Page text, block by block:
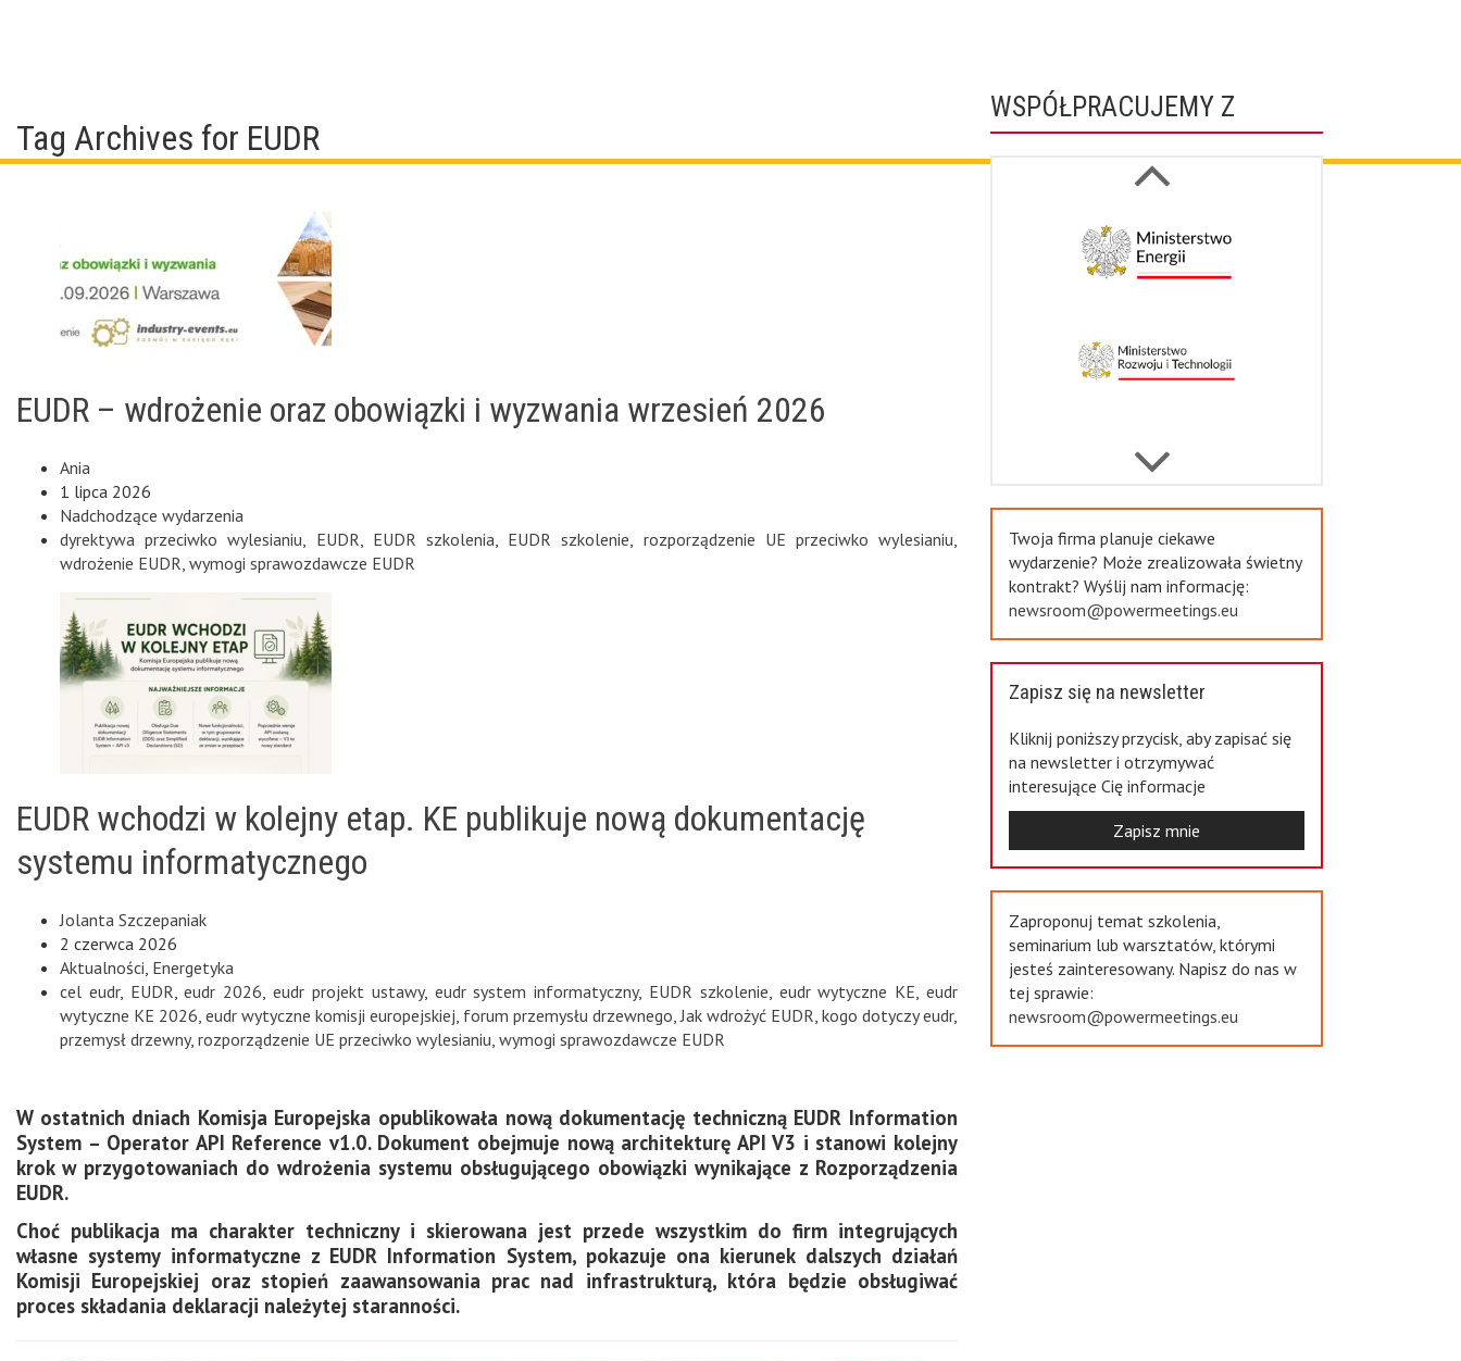
Tag Archives for EUDR
EUDR – wdrożenie oraz obowiązki i wyzwania wrzesień 2026
Ania
1 lipca 2026
Nadchodzące wydarzenia
dyrektywa przeciwko wylesianiu
EUDR EUDR szkolenia EUDR szkolenie rozporządzenie UE przeciwko wylesianiu
wdrożenie EUDR wymogi sprawozdawcze EUDR
EUDR wchodzi w kolejny etap. KE publikuje nową dokumentację
systemu informatycznego
Jolanta Szczepaniak
2 czerwca 2026
Aktualności Energetyka
cel eudr, EUDR ,eudr 2026 ,eudr projekt ustawy, eudr system informatyczny, EUDR szkolenie eudr wytyczne KE eudr
wytyczne KE 2026 eudr wytyczne komisji europejskiej forum przemysłu drzewnego Jak wdrożyć EUDR kogo dotyczy eudr,
przemysł drzewny, rozporządzenie UE przeciwko wylesianiu wymogi sprawozdawcze EUDR
W ostatnich dniach Komisja Europejska opublikowała nową dokumentację techniczną EUDR Information
System – Operator API Reference v1.0. Dokument obejmuje nową architekturę API V3 i stanowi kolejny
krok w przygotowaniach do wdrożenia systemu obsługującego obowiązki wynikające z Rozporządzenia
EUDR.
Choć publikacja ma charakter techniczny i skierowana jest przede wszystkim do firm integrujących
własne systemy informatyczne z EUDR Information System, pokazuje ona kierunek dalszych działań
Komisji Europejskiej oraz stopień zaawansowania prac nad infrastrukturą, która będzie obsługiwać
proces składania deklaracji należytej staranności.
WSPÓŁPRACUJEMY Z
Twoja firma planuje ciekawe
wydarzenie? Może zrealizowała świetny
kontrakt? Wyślij nam informację:
newsroom@powermeetings.eu
Zapisz się na newsletter
Kliknij poniższy przycisk, aby zapisać się
na newsletter i otrzymywać
interesujące Cię informacje
Zapisz mnie
Zaproponuj temat szkolenia,
seminarium lub warsztatów, którymi
jesteś zainteresowany. Napisz do nas w
tej sprawie:
newsroom@powermeetings.eu